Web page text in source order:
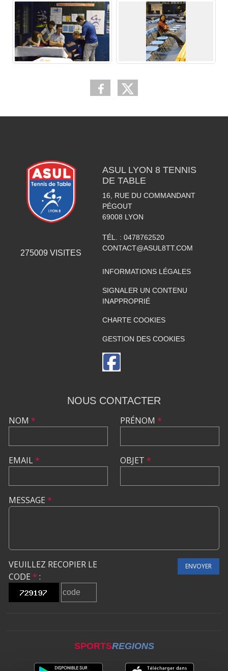
275009 VISITES
ASUL LYON 8 TENNIS
DE TABLE
16, RUE DU COMMANDANT
PÉGOUT
69008 LYON
TÉL. : 0478762520
CONTACT@ASUL8TT.COM
INFORMATIONS LÉGALES
SIGNALER UN CONTENU
INAPPROPRIÉ
CHARTE COOKIES
GESTION DES COOKIES
NOUS CONTACTER
NOM *
EMAIL*
PRÉNOM *
OBJET *
MESSAGE *
VEUILLEZ RECOPIER LE
CODE * :
ENVOYER
SPORTSREGIONS